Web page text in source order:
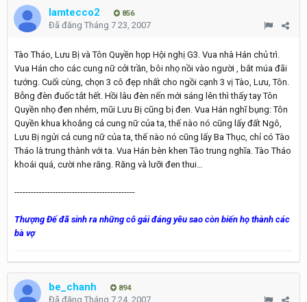
lamtecco2 856
Đã đăng Tháng 7 23, 2007
Tào Tháo, Lưu Bị và Tôn Quyền họp Hội nghị G3. Vua nhà Hán chủ trì.
Vua Hán cho các cung nữ cởi trần, bôi nhọ nồi vào người , bắt múa đãi
tướng. Cuối cùng, chọn 3 cô đẹp nhất cho ngồi cạnh 3 vị Tào, Lưu, Tôn.
Bỗng đèn đuốc tắt hết. Hồi lâu đèn nến mới sáng lên thì thấy tay Tôn
Quyền nhọ đen nhẻm, mũi Lưu Bị cũng bị đen. Vua Hán nghĩ bụng: Tôn
Quyền khua khoắng cả cung nữ của ta, thế nào nó cũng lấy đất Ngô,
Lưu Bị ngửi cả cung nữ của ta, thế nào nó cũng lấy Ba Thục, chỉ có Tào
Tháo là trung thành với ta. Vua Hán bèn khen Tào trung nghĩa. Tào Tháo
khoái quá, cười nhe răng. Răng và lưỡi đen thui…
--------------------------------------------
Thượng Đế đã sinh ra những cô gái đáng yêu sao còn biến họ thành các
bà vợ
be_chanh 894
Đã đăng Tháng 7 24, 2007